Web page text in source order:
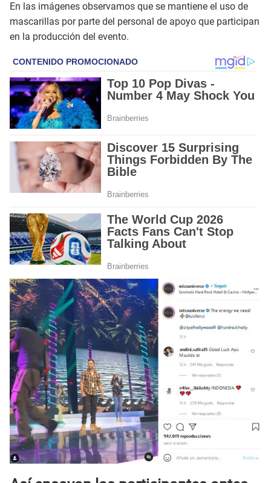
En las imágenes observamos que se mantiene el uso de
mascarillas por parte del personal de apoyo que participan
en la producción del evento.